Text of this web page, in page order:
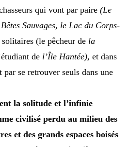
qui vont par paire (Le
Sauvages, le Lac du Corps-
(le pêcheur de la
de l’Île Hantée), et dans
se retrouver seuls dans une
la solitude et l’infinie
civilisé perdu au milieu des
et des grands espaces boisés